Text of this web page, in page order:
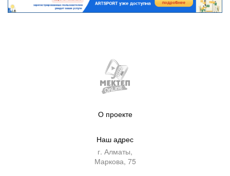
О проекте
Наш адрес
г. Алматы,
Маркова, 75